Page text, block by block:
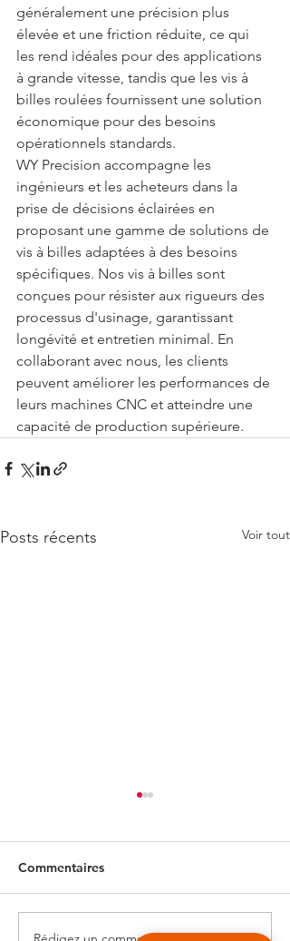
généralement une précision plus
élevée et une friction réduite, ce qui
les rend idéales pour des applications
à grande vitesse, tandis que les vis à
billes roulées fournissent une solution
économique pour des besoins
opérationnels standards.
WY Precision accompagne les
ingénieurs et les acheteurs dans la
prise de décisions éclairées en
proposant une gamme de solutions de
vis à billes adaptées à des besoins
spécifiques. Nos vis à billes sont
conçues pour résister aux rigueurs des
processus d'usinage, garantissant
longévité et entretien minimal. En
collaborant avec nous, les clients
peuvent améliorer les performances de
leurs machines CNC et atteindre une
capacité de production supérieure.
Posts récents Voir tout
Commentaires